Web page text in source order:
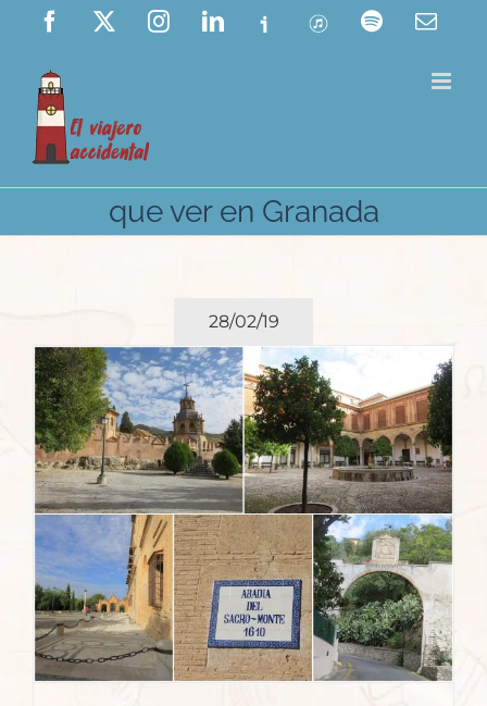
Saltar
contenido
Facebook InstagramLinkedIn
Ivoox ITunes Spotify
que ver en Granada
28/02/19